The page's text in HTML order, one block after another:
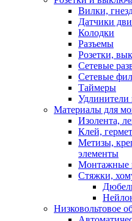
Вилки,
Датчики
Колодки
Разъемы
Розетки,
Сетевые
Сетевые
Таймеры
Удлинители
Материалы для
Изолента,
Клей,
Метизы,
элементы
Монтажные
Стяжки,
Низковольтовое